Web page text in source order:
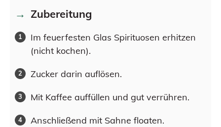
Zubereitung
Im feuerfesten Glas Spirituosen erhitzen
(nicht kochen).
Zucker darin auflösen.
Mit Kaffee auffüllen und gut verrühren.
Anschließend mit Sahne floaten.